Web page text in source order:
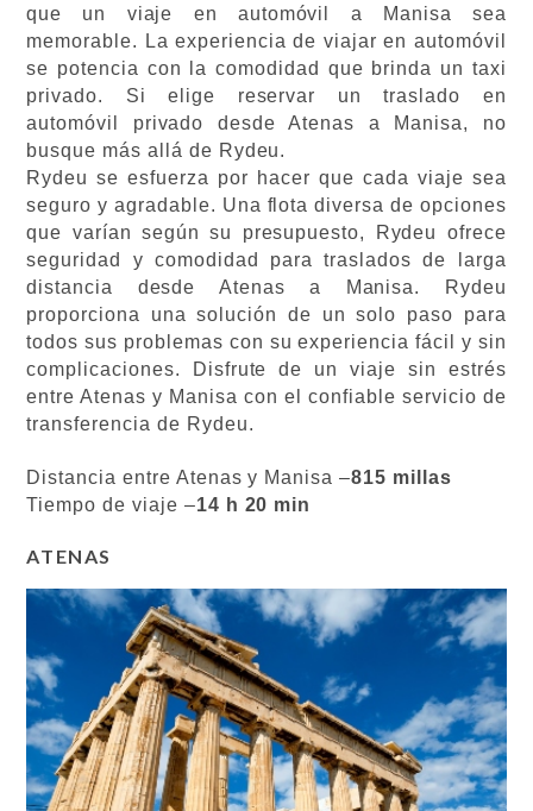
que un viaje en automóvil a Manisa sea
memorable. La experiencia de viajar en automóvil
se potencia con la comodidad que brinda un taxi
privado. Si elige reservar un traslado en
automóvil privado desde Atenas a Manisa, no
busque más allá de Rydeu.
Rydeu se esfuerza por hacer que cada viaje sea
seguro y agradable. Una flota diversa de opciones
que varían según su presupuesto, Rydeu ofrece
seguridad y comodidad para traslados de larga
distancia desde Atenas a Manisa. Rydeu
proporciona una solución de un solo paso para
todos sus problemas con su experiencia fácil y sin
complicaciones. Disfrute de un viaje sin estrés
entre Atenas y Manisa con el confiable servicio de
transferencia de Rydeu.
Distancia entre Atenas y Manisa –815 millas
Tiempo de viaje –14 h 20 min
ATENAS